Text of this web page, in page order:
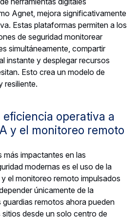
Agnet, mejora significativamente
Estas plataformas permiten a los
de seguridad monitorear
simultáneamente, compartir
instante y desplegar recursos
Esto crea un modelo de
resiliente.
operativa a
y el monitoreo remoto
más impactantes en las
modernas es el uso de la
el monitoreo remoto impulsados
únicamente de la
remotos ahora pueden
sitios desde un solo centro de